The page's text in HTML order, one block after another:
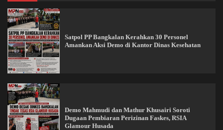
Satpol PP Bangkalan Kerahkan 30 Personel
Amankan Aksi Demo di Kantor Dinas Kesehatan
Demo Mahmudi dan Mathur Khusairi Soroti
Dugaan Pembiaran Perizinan Faskes, RSIA
Glamour Husada